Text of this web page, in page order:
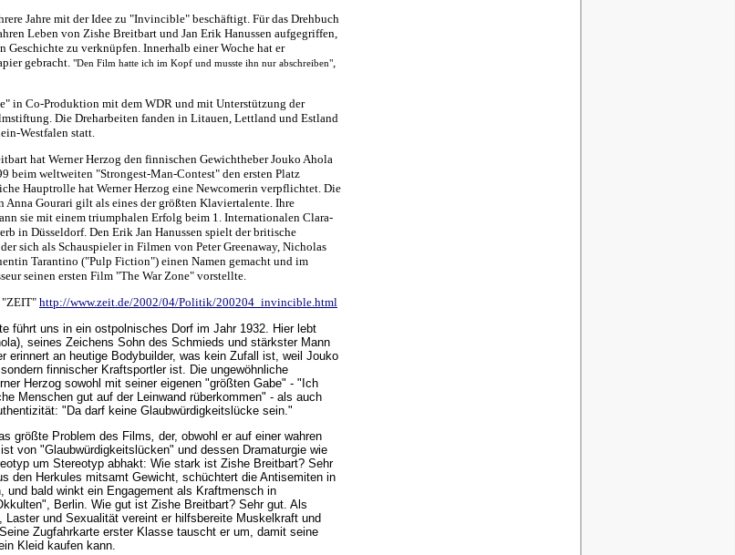
Jahre mit der Idee zu "Invincible" beschäftigt. Für das Drehbuch
Leben von Zishe Breitbart und Jan Erik Hanussen aufgegriffen,
Geschichte zu verknüpfen. Innerhalb einer Woche hat er
gebracht. "Den Film hatte ich im Kopf und musste ihn nur abschreiben",
in Co-Produktion mit dem WDR und mit Unterstützung der
Die Dreharbeiten fanden in Litauen, Lettland und Estland
Westfalen statt.
hat Werner Herzog den finnischen Gewichtheber Jouko Ahola
beim weltweiten "Strongest-Man-Contest" den ersten Platz
Hauptrolle hat Werner Herzog eine Newcomerin verpflichtet. Die
Anna Gourari gilt als eines der größten Klaviertalente. Ihre
sie mit einem triumphalen Erfolg beim 1. Internationalen Clara-
in Düsseldorf. Den Erik Jan Hanussen spielt der britische
sich als Schauspieler in Filmen von Peter Greenaway, Nicholas
Tarantino ("Pulp Fiction") einen Namen gemacht und im
seinen ersten Film "The War Zone" vorstellte.
"ZEIT"http://www.zeit.de/2002/04/Politik/200204_invincible.html
führt uns in ein ostpolnisches Dorf im Jahr 1932. Hier lebt
seines Zeichens Sohn des Schmieds und stärkster Mann
erinnert an heutige Bodybuilder, was kein Zufall ist, weil Jouko
finnischer Kraftsportler ist. Die ungewöhnliche
Herzog sowohl mit seiner eigenen "größten Gabe" - "Ich
Menschen gut auf der Leinwand rüberkommen" - als auch
"Da darf keine Glaubwürdigkeitslücke sein."
größte Problem des Films, der, obwohl er auf einer wahren
von "Glaubwürdigkeitslücken" und dessen Dramaturgie wie
um Stereotyp abhakt: Wie stark ist Zishe Breitbart? Sehr
den Herkules mitsamt Gewicht, schüchtert die Antisemiten in
und bald winkt ein Engagement als Kraftmensch in
Berlin. Wie gut ist Zishe Breitbart? Sehr gut. Als
Laster und Sexualität vereint er hilfsbereite Muskelkraft und
Zugfahrkarte erster Klasse tauscht er um, damit seine
Kleid kaufen kann.